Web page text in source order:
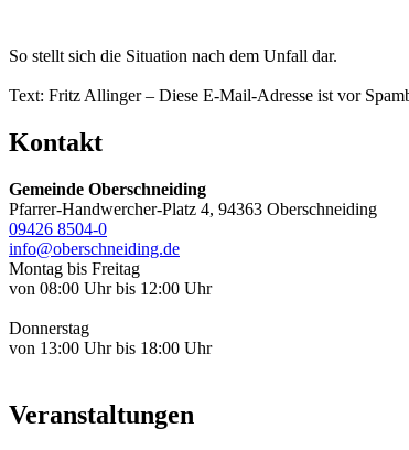
So stellt sich die Situation nach dem Unfall dar.
Text: Fritz Allinger – Diese E-Mail-Adresse ist vor
Kontakt
Gemeinde Oberschneiding
Pfarrer-Handwercher-Platz 4, 94363 Oberschneiding
09426 8504-0
info@oberschneiding.de
Montag bis Freitag
von 08:00 Uhr bis 12:00 Uhr
Donnerstag
von 13:00 Uhr bis 18:00 Uhr
Veranstaltungen